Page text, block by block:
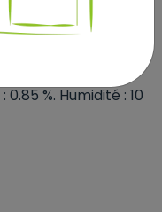
: 34 %. Contenu en
inorganique :
0.85 %. Humidité : 10